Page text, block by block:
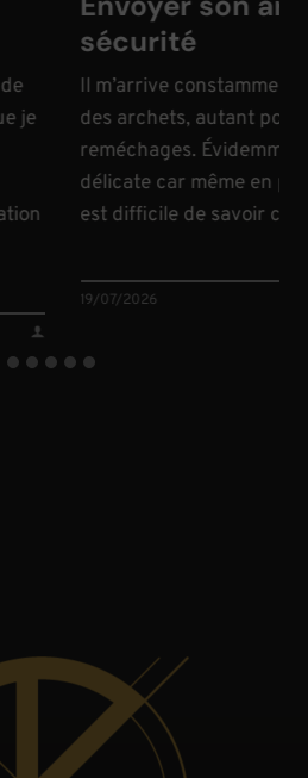
sécurité
Il m’arrive constamment
des archets, autant pour des
reméchages. Évidemment, il
délicate car même en
est difficile de savoir ce qui va
19/07/2026